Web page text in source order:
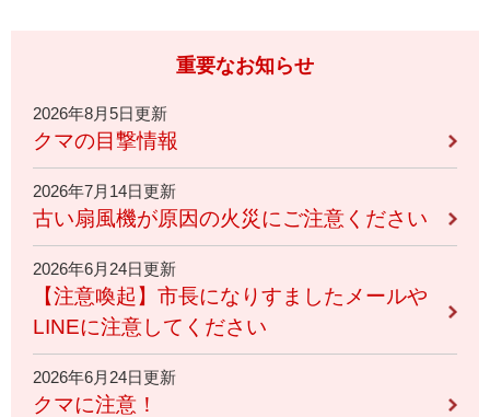
重要なお知らせ
2026年8月5日更新
クマの目撃情報
2026年7月14日更新
古い扇風機が原因の火災にご注意ください
2026年6月24日更新
【注意喚起】市長になりすましたメールや
LINEに注意してください
2026年6月24日更新
クマに注意！